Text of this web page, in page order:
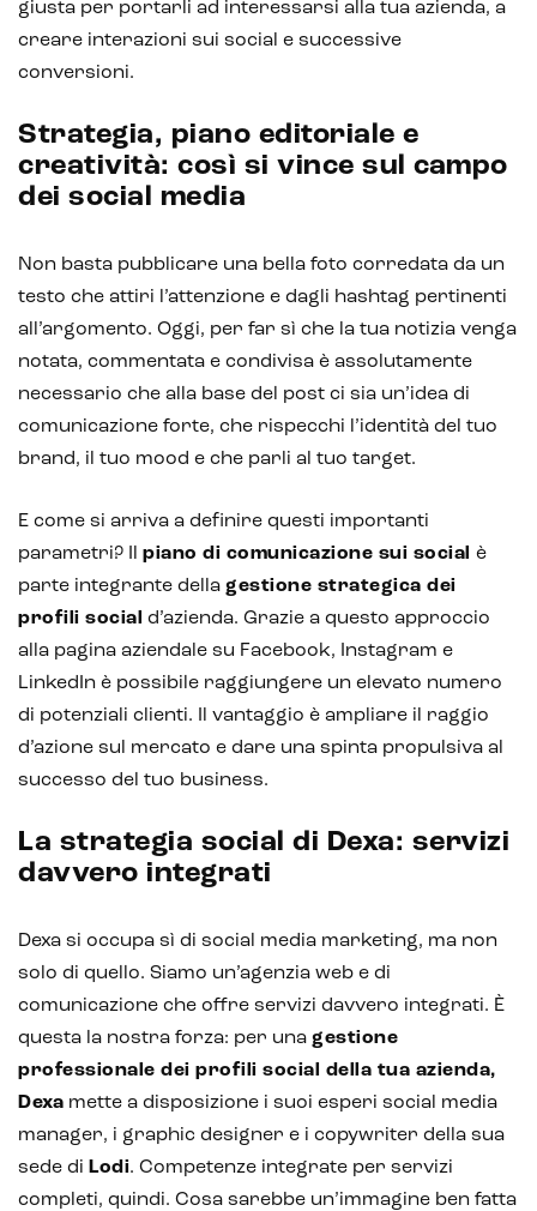
giusta per portarli ad interessarsi alla tua azienda, a
creare interazioni sui social e successive
conversioni.
Strategia, piano editoriale e
creatività: così si vince sul campo
dei social media
Non basta pubblicare una bella foto corredata da un
testo che attiri l’attenzione e dagli hashtag pertinenti
all’argomento. Oggi, per far sì che la tua notizia venga
notata, commentata e condivisa è assolutamente
necessario che alla base del post ci sia un’idea di
comunicazione forte, che rispecchi l’identità del tuo
brand, il tuo mood e che parli al tuo target.
E come si arriva a definire questi importanti
parametri? Il piano di comunicazione sui social è
parte integrante della gestione strategica dei
profili social d’azienda. Grazie a questo approccio
alla pagina aziendale su Facebook, Instagram e
LinkedIn è possibile raggiungere un elevato numero
di potenziali clienti. Il vantaggio è ampliare il raggio
d’azione sul mercato e dare una spinta propulsiva al
successo del tuo business.
La strategia social di Dexa: servizi
davvero integrati
Dexa si occupa sì di social media marketing, ma non
solo di quello. Siamo un’agenzia web e di
comunicazione che offre servizi davvero integrati. È
questa la nostra forza: per una gestione
professionale dei profili social della tua azienda,
Dexa mette a disposizione i suoi esperi social media
manager, i graphic designer e i copywriter della sua
sede di Lodi. Competenze integrate per servizi
completi, quindi. Cosa sarebbe un’immagine ben fatta